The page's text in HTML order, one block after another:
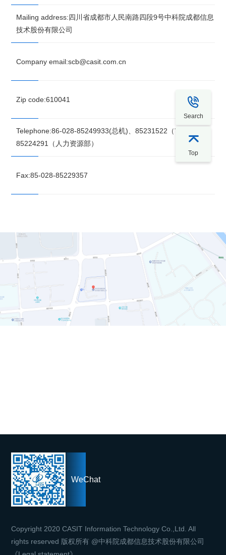
Mailing address:四川省成都市人民南路四段9号中科院成都信息
技术股份有限公司
Company email:scb@casit.com.cn
Zip code:610041
Telephone:86-028-85249933(总机)、85231522（市场部）、
85224291（人力资源部）
Fax:85-028-85229357
WeChat
Copyright 2020 CASIT Information Technology Co.,Ltd. All
rights reserved 版权所有 @中科院成都信息技术股份有限公司

Search

Top